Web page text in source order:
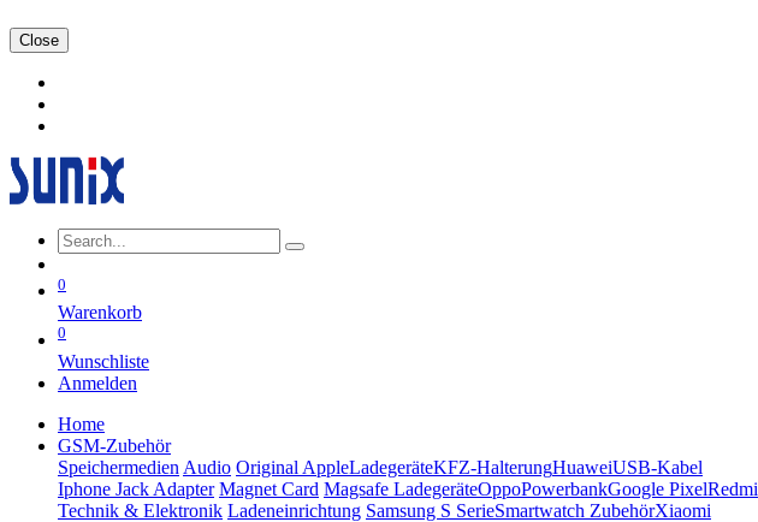
Close
0
Warenkorb
0
Wunschliste
Anmelden
Home
GSM-Zubehör
Speichermedien Audio Original AppleLadegeräteKFZ-HalterungHuaweiUSB-Kabel
Iphone Jack Adapter Magnet Card Magsafe LadegeräteOppoPowerbankGoogle PixelRedmi
Technik & Elektronik Ladeneinrichtung Samsung S SerieSmartwatch ZubehörXiaomi